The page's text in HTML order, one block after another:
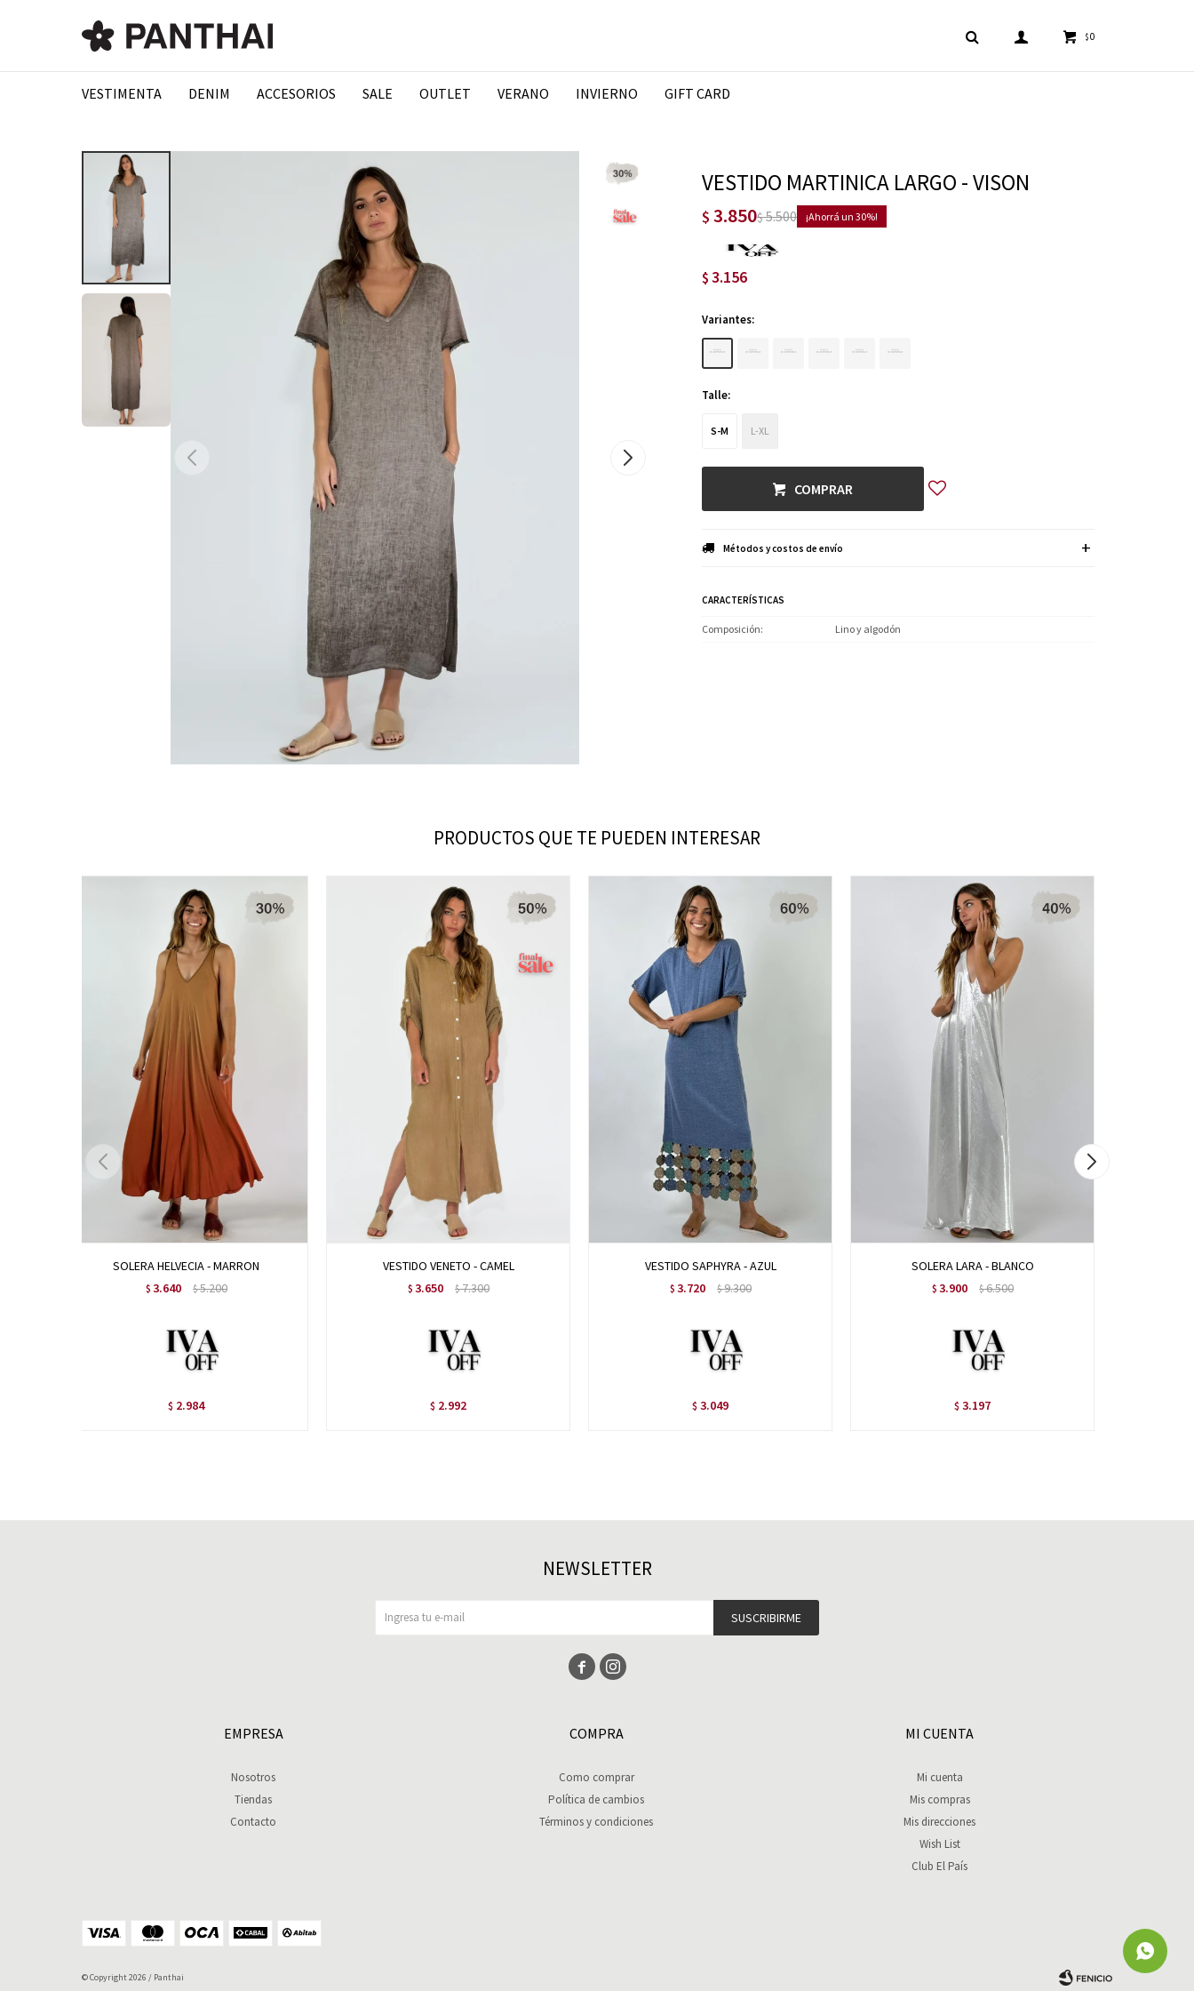
VESTIMENTA DENIM ACCESORIOS SALE OUTLET VERANO INVIERNO GIFT CARD
$0
VESTIDO MARTINICA LARGO - VISON
$ 3.850$5.500 30
$ 3.156
Variantes:
Talle:
S-M L-XL
COMPRAR
Métodos y costos de envío
CARACTERÍSTICAS
Composición Lino y algodón
PRODUCTOS QUE TE PUEDEN INTERESAR
SOLERA HELVECIA - MARRON
$ 3.640 $5.200
$ 2.984
VESTIDO VENETO - CAMEL
$ 3.650 $7.300
$ 2.992
VESTIDO SAPHYRA - AZUL
$ 3.720 $9.300
$ 3.049
SOLERA LARA - BLANCO
$ 3.900 $6.500
$ 3.197
EMPRESA
Nosotros
Tiendas
Contacto
COMPRA
Como comprar
Política de cambios
Términos y condiciones
MI CUENTA
Mi cuenta
Mis compras
Mis direcciones
Wish List
Club El País
NEWSLETTER
SUSCRIBIRME
 
© Copyright 2026 / Panthai